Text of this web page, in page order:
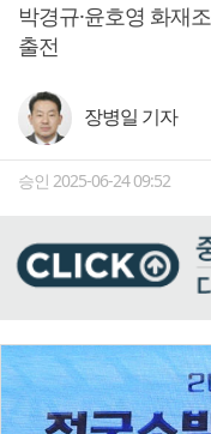
박경규·윤호영 화재
출전
장병일 기자
승인 2025-06-24 09:52